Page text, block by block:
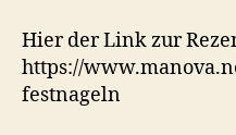
Hier der Link zur
https://
festnageln